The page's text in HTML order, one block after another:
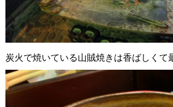
炭火で焼いている山賊焼きは香ばしくて